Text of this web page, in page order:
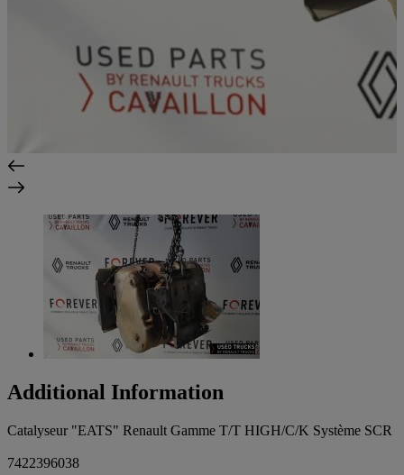
Additional Information
Catalyseur "EATS" Renault Gamme T/T HIGH/C/K Système SCR
7422396038